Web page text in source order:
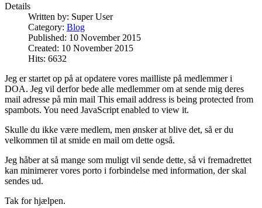
Details
Written by: Super User
Category: Blog
Published: 10 November 2015
Created: 10 November 2015
Hits: 6632
Jeg er startet op på at opdatere vores mailliste på medlemmer i
DOA. Jeg vil derfor bede alle medlemmer om at sende mig deres
mail adresse på min mail This email address is being protected from
spambots. You need JavaScript enabled to view it.
Skulle du ikke være medlem, men ønsker at blive det, så er du
velkommen til at smide en mail om dette også.
Jeg håber at så mange som muligt vil sende dette, så vi fremadrettet
kan minimerer vores porto i forbindelse med information, der skal
sendes ud.
Tak for hjælpen.